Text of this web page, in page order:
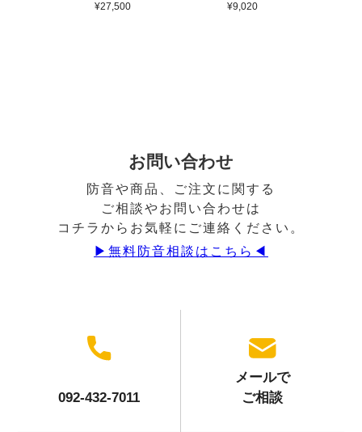
¥27,500 ¥9,020
お問い合わせ
防音や商品、ご注文に関する
ご相談やお問い合わせは
コチラからお気軽にご連絡ください。
▶︎無料防音相談はこちら◀︎
092-432-7011
メールで
ご相談